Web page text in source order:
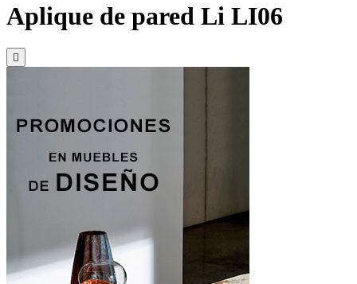
Aplique de pared Li LI06
